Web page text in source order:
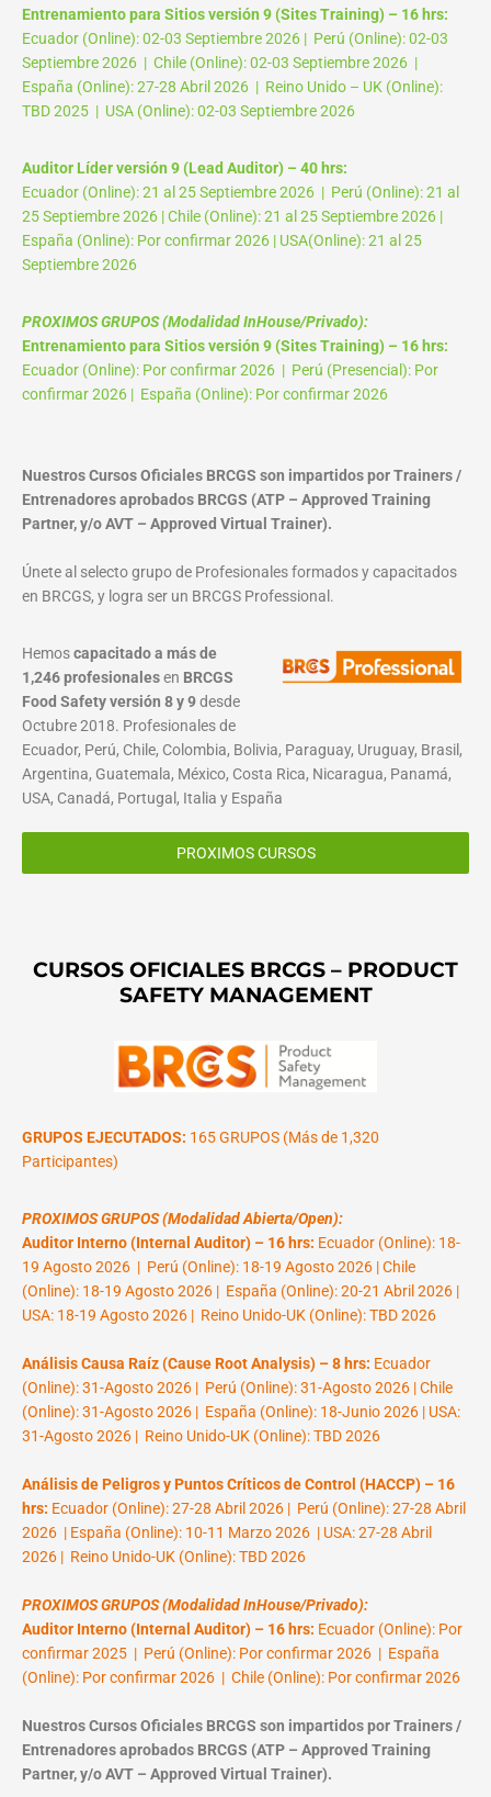
Entrenamiento para Sitios versión 9 (Sites Training) – 16 hrs:
Ecuador (Online): 02-03 Septiembre 2026 | Perú (Online): 02-03
Septiembre 2026 | Chile (Online): 02-03 Septiembre 2026 |
España (Online): 27-28 Abril 2026 | Reino Unido – UK (Online):
TBD 2025 | USA (Online): 02-03 Septiembre 2026
Auditor Líder versión 9 (Lead Auditor) – 40 hrs:
Ecuador (Online): 21 al 25 Septiembre 2026 | Perú (Online): 21 al
25 Septiembre 2026 | Chile (Online): 21 al 25 Septiembre 2026 |
España (Online): Por confirmar 2026 | USA(Online): 21 al 25
Septiembre 2026
PROXIMOS GRUPOS (Modalidad InHouse/Privado):
Entrenamiento para Sitios versión 9 (Sites Training) – 16 hrs:
Ecuador (Online): Por confirmar 2026 | Perú (Presencial): Por
confirmar 2026 | España (Online): Por confirmar 2026
Nuestros Cursos Oficiales BRCGS son impartidos por Trainers /
Entrenadores aprobados BRCGS (ATP – Approved Training
Partner, y/o AVT – Approved Virtual Trainer).
Únete al selecto grupo de Profesionales formados y capacitados
en BRCGS, y logra ser un BRCGS Professional.
Hemoscapacitado a más de
1,246 profesionalesen BRCGS
Food Safety versión 8 y 9desde
Octubre 2018. Profesionales de
Ecuador, Perú, Chile, Colombia, Bolivia, Paraguay, Uruguay, Brasil,
Argentina, Guatemala, México, Costa Rica, Nicaragua, Panamá,
USA, Canadá, Portugal, Italia y España
PROXIMOS CURSOS
CURSOS OFICIALES BRCGS – PRODUCT
SAFETY MANAGEMENT
GRUPOS EJECUTADOS: 165 GRUPOS (Más de 1,320
Participantes)
PROXIMOS GRUPOS (Modalidad Abierta/Open):
Auditor Interno (Internal Auditor) – 16 hrs: Ecuador (Online): 18-
19 Agosto 2026 | Perú (Online): 18-19 Agosto 2026 | Chile
(Online): 18-19 Agosto 2026 | España (Online): 20-21 Abril 2026 |
USA: 18-19 Agosto 2026 | Reino Unido-UK (Online): TBD 2026
Análisis Causa Raíz (Cause Root Analysis) – 8 hrs: Ecuador
(Online): 31-Agosto 2026 | Perú (Online): 31-Agosto 2026 | Chile
(Online): 31-Agosto 2026 | España (Online): 18-Junio 2026 | USA:
31-Agosto 2026 | Reino Unido-UK (Online): TBD 2026
Análisis de Peligros y Puntos Críticos de Control (HACCP) – 16
hrs: Ecuador (Online): 27-28 Abril 2026 | Perú (Online): 27-28 Abril
2026 | España (Online): 10-11 Marzo 2026 | USA: 27-28 Abril
2026 | Reino Unido-UK (Online): TBD 2026
PROXIMOS GRUPOS (Modalidad InHouse/Privado):
Auditor Interno (Internal Auditor) – 16 hrs: Ecuador (Online): Por
confirmar 2025 | Perú (Online): Por confirmar 2026 | España
(Online): Por confirmar 2026 | Chile (Online): Por confirmar 2026
Nuestros Cursos Oficiales BRCGS son impartidos por Trainers /
Entrenadores aprobados BRCGS (ATP – Approved Training
Partner, y/o AVT – Approved Virtual Trainer).